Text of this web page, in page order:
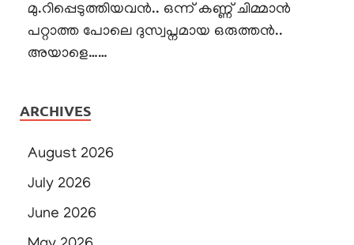
മു.റിപ്പെടുത്തിയവൻ.. ഒന്ന് കണ്ണ് ചിമ്മാൻ
പറ്റാത്ത പോലെ ദുസ്വപ്നമായ ഒരുത്തൻ..
അയാളെ……
ARCHIVES
August 2026
July 2026
June 2026